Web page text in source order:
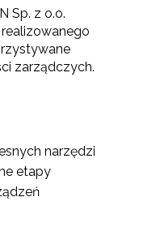
Sp. z o.o.
realizowanego
zarządczych.
narzędzi
etapy